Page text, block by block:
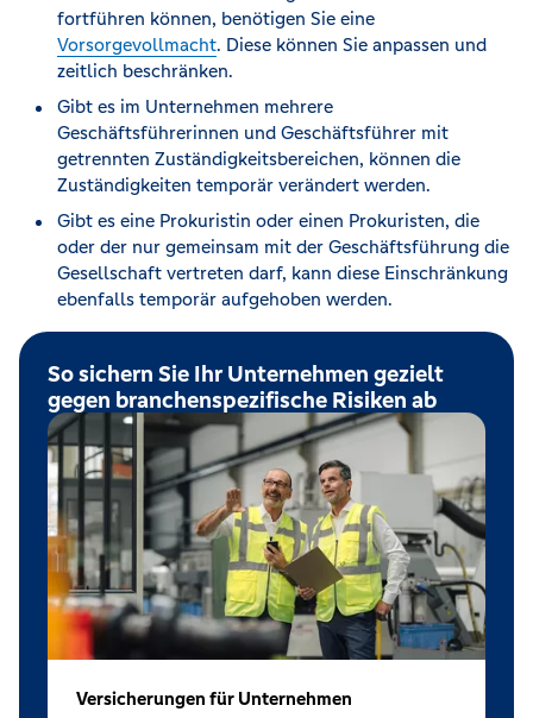
fortführen können, benötigen Sie eine
Vorsorgevollmacht. Diese können Sie anpassen und
zeitlich beschränken.
Gibt es im Unternehmen mehrere
Geschäftsführerinnen und Geschäftsführer mit
getrennten Zuständigkeitsbereichen, können die
Zuständigkeiten temporär verändert werden.
Gibt es eine Prokuristin oder einen Prokuristen, die
oder der nur gemeinsam mit der Geschäftsführung die
Gesellschaft vertreten darf, kann diese Einschränkung
ebenfalls temporär aufgehoben werden.
So sichern Sie Ihr Unternehmen gezielt
gegen branchenspezifische Risiken ab
Versicherungen für Unternehmen